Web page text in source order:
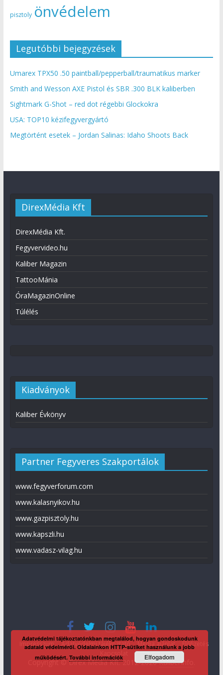
pisztoly önvédelem
Legutóbbi bejegyzések
Umarex TPX50 .50 paintball/pepperball/traumatikus marker
Smith and Wesson AXE Pistol és SBR .300 BLK kaliberben
Sightmark G-Shot – red dot régebbi Glockokra
USA: TOP10 kézifegyvergyártó
Megtörtént esetek – Jordan Salinas: Idaho Shoots Back
DirexMédia Kft
DirexMédia Kft.
Fegyvervideo.hu
Kaliber Magazin
TattooMánia
ÓraMagazinOnline
Túlélés
Kiadványok
Kaliber Évkönyv
Partner Fegyveres Szakportálok
www.fegyverforum.com
www.kalasnyikov.hu
www.gazpisztoly.hu
www.kapszli.hu
www.vadasz-vilag.hu
Impresszum Adatvédelmi tájékoztató Média ajánlat
Előfizetés
Copyright © Direx Média Kft. 2012-2026KaliberInfo
Adatvédelmi tájékoztatónkban megtalálod, hogyan gondoskodunk
adataid védelméről. Oldalainkon HTTP-sütiket használunk a jobb
működésért.További információk Elfogadom